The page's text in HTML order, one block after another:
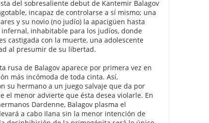
del sobresaliente debut de Kantemir Balagov
incapaz de controlarse a sí mismo; una
y su novio (no judío) la apacigüen hasta
inhabitable para los judíos, donde
castigada con la muerte, una adolescente
al presumir de su libertad.
rusa de Balagov aparece por primera vez en
más incómoda de toda cinta. Así,
su hermano a un juego salvaje que da por
el menor advierte que ésta desea violarle. En
Dardenne, Balagov plasma el
a cabo Ilana sin la menor intención de